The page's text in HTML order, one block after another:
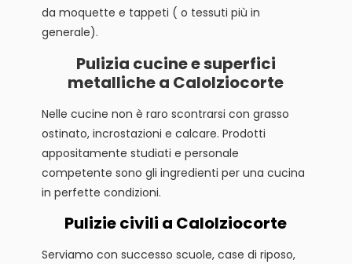
da moquette e tappeti ( o tessuti più in
generale).
Pulizia cucine e superfici
metalliche a Calolziocorte
Nelle cucine non è raro scontrarsi con grasso
ostinato, incrostazioni e calcare. Prodotti
appositamente studiati e personale
competente sono gli ingredienti per una cucina
in perfette condizioni.
Pulizie civili a Calolziocorte
Serviamo con successo scuole, case di riposo,